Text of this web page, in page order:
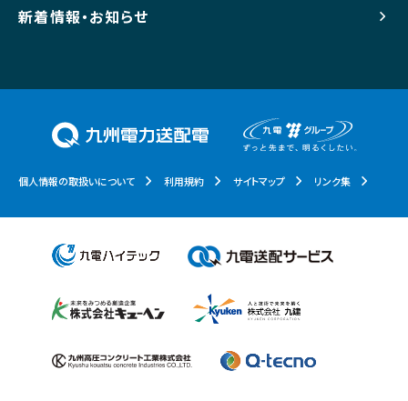
新着情報・お知らせ
個人情報の取扱いについて 利用規約 サイトマップ リンク集